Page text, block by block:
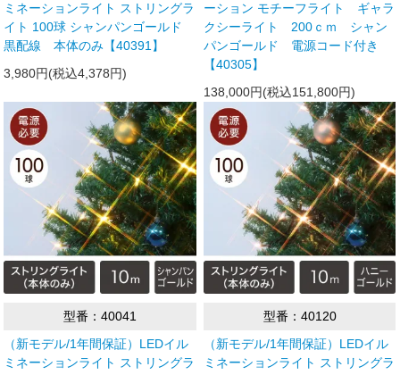
ミネーションライト ストリングラ
イト 100球 シャンパンゴールド
黒配線 本体のみ【40391】
3,980円(税込4,378円)
ーション モチーフライト ギャラ
クシーライト 200ｃｍ シャン
パンゴールド 電源コード付き
【40305】
138,000円(税込151,800円)
型番：40041
（新モデル/1年間保証）LEDイル
ミネーションライト ストリングラ
型番：40120
（新モデル/1年間保証）LEDイル
ミネーションライト ストリングラ